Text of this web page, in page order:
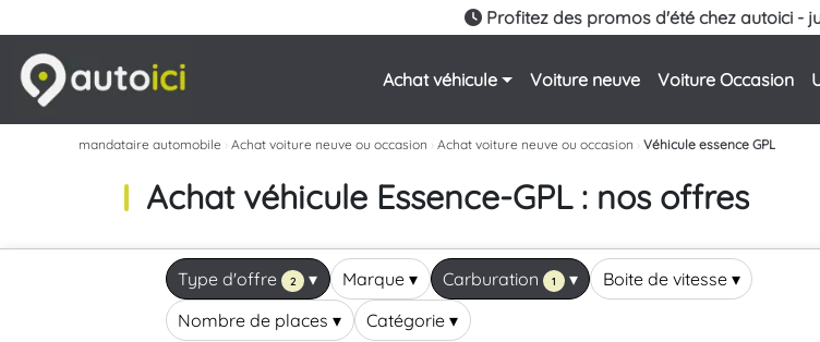
Profitez des promos d'été chez autoici -
Achat véhicule Voiture neuve Voiture Occasion
mandataire automobile › Achat voiture neuve ou occasion › Achat voiture neuve ou occasion › Véhicule essence GPL
Achat véhicule Essence-GPL : nos offres
Type d'offre 2 ▾ Marque▾ Carburation 1 ▾ Boite de vitesse ▾
Nombre de places▾ Catégorie▾